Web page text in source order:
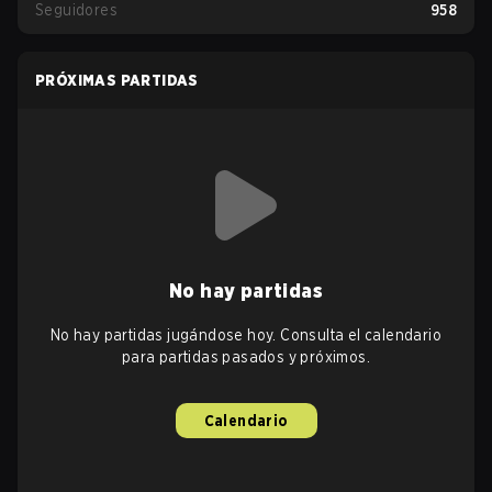
Seguidores 958
PRÓXIMAS PARTIDAS
No hay partidas
No hay partidas jugándose hoy. Consulta el calendario
para partidas pasados y próximos.
Calendario